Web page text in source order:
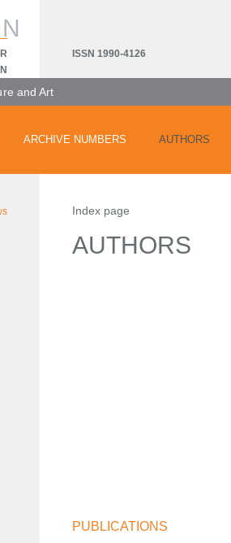
ISSN 1990-4126
and Art
ARCHIVE NUMBERS AUTHORS
Index page
AUTHORS
PUBLICATIONS